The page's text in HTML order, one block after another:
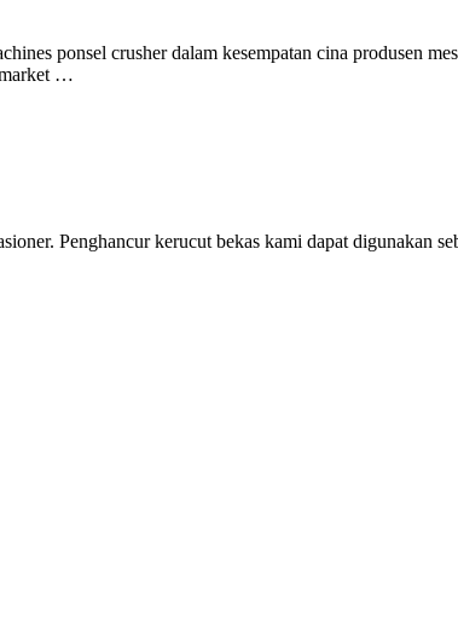
ponsel crusher dalam kesempatan cina produsen
market …
Penghancur kerucut bekas kami dapat digunakan